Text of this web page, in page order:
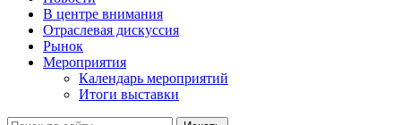
В центре внимания
Отраслевая дискуссия
Рынок
Мероприятия
Календарь мероприятий
Итоги выставки